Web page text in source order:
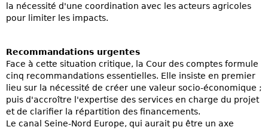
la nécessité d'une coordination avec les acteurs agricoles
pour limiter les impacts.
Recommandations urgentes
Face à cette situation critique, la Cour des comptes formule
cinq recommandations essentielles. Elle insiste en premier
lieu sur la nécessité de créer une valeur socio-économique ;
puis d'accroître l'expertise des services en charge du projet
et de clarifier la répartition des financements.
Le canal Seine-Nord Europe, qui aurait pu être un axe